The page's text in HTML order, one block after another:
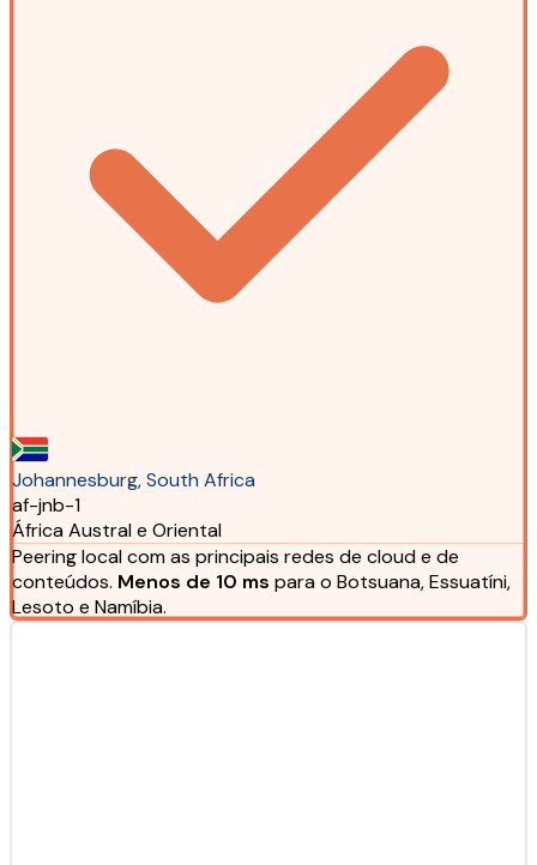
Johannesburg, South Africa
af-jnb-1
África Austral e Oriental
Peering local com as principais redes de cloud e de
conteúdos. Menos de 10 ms para o Botsuana, Essuatíni,
Lesoto e Namíbia.